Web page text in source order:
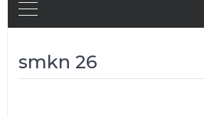
smkn 26